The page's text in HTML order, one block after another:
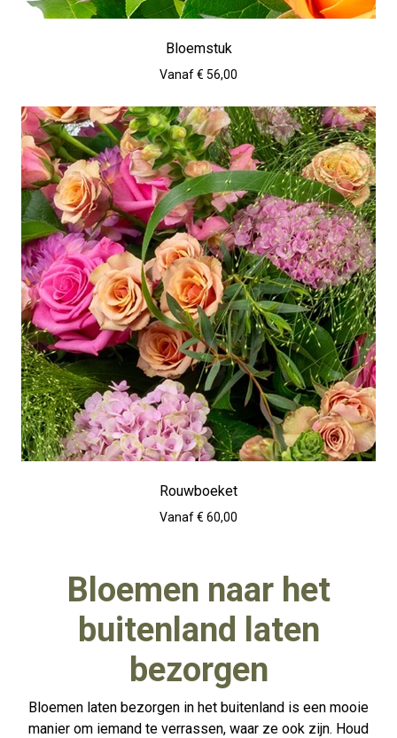
Bloemstuk
Vanaf € 56,00
Rouwboeket
Vanaf € 60,00
Bloemen naar het
buitenland laten
bezorgen
Bloemen laten bezorgen in het buitenland is een mooie
manier om iemand te verrassen, waar ze ook zijn. Houd